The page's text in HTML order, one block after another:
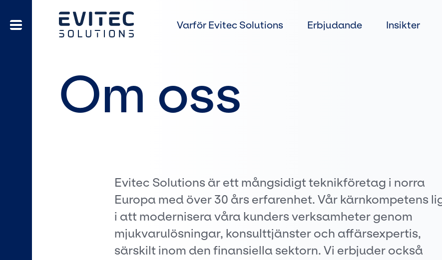
till
Varför Evitec Solutions Erbjudande Insikter
Om oss
Evitec Solutions är ett mångsidigt teknikföretag i norra
Europa med över 30 års erfarenhet. Vår kärnkompetens
i att modernisera våra kunders verksamheter genom
mjukvarulösningar, konsulttjänster och affärsexpertis,
särskilt inom den finansiella sektorn. Vi erbjuder också